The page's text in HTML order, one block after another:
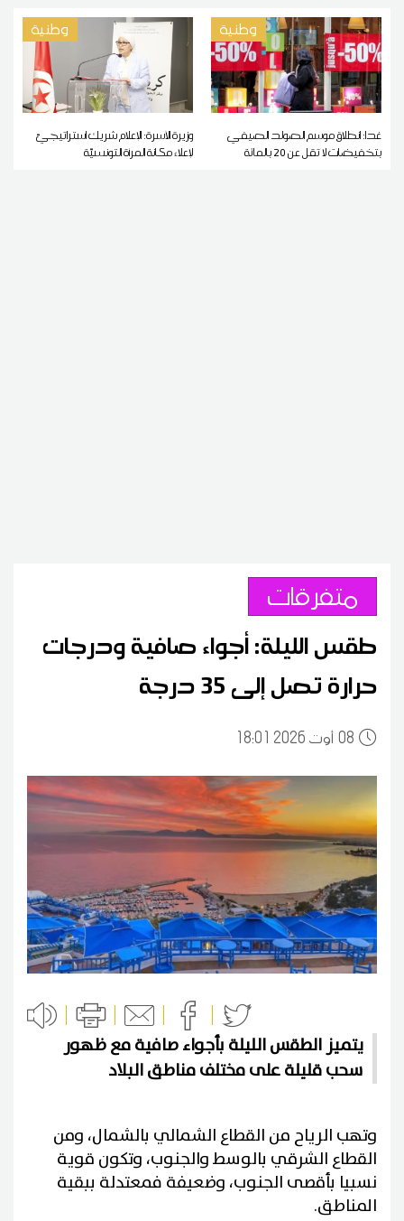
وطنية
غدا: انطلاق موسم الصولد الصيفي
بتخفيضات لا تقل عن 20 بالمائة
وطنية
وزيرة الأسرة: الإعلام شريك استراتيجيّ
لإعلاء مكانة المرأة التونسيّة
متفرقات
طقس الليلة: أجواء صافية ودرجات
حرارة تصل إلى 35 درجة
0818:01 2026 أوت
يتميز الطقس الليلة بأجواء صافية مع ظهور
سحب قليلة على مختلف مناطق البلاد
وتهب الرياح من القطاع الشمالي بالشمال، ومن
القطاع الشرقي بالوسط والجنوب، وتكون قوية
نسبيا بأقصى الجنوب، وضعيفة فمعتدلة ببقية
المناطق.